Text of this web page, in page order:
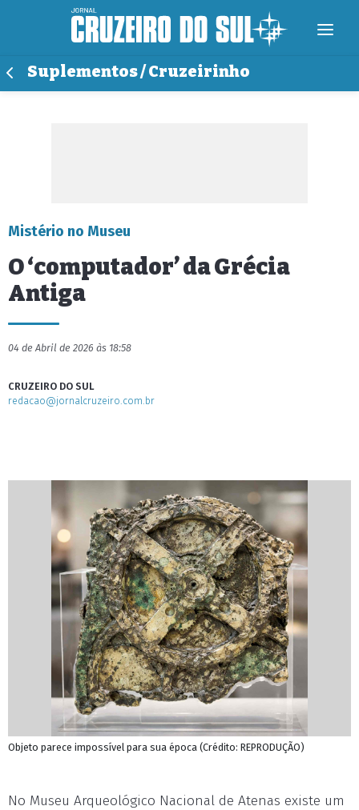
Suplementos / Cruzeirinho
Mistério no Museu
O ‘computador’ da Grécia
Antiga
04 de Abril de 2026 às 18:58
CRUZEIRO DO SUL
redacao@jornalcruzeiro.com.br
Objeto parece impossível para sua época (Crédito: REPRODUÇÃO)
No Museu Arqueológico Nacional de Atenas existe um